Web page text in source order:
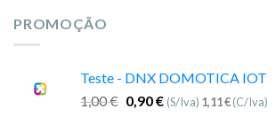
PROMOÇÃO
Teste - DNX DOMOTICA IOT
1,00€ 0,90€ (S/Iva) 1,11€(C/Iva)